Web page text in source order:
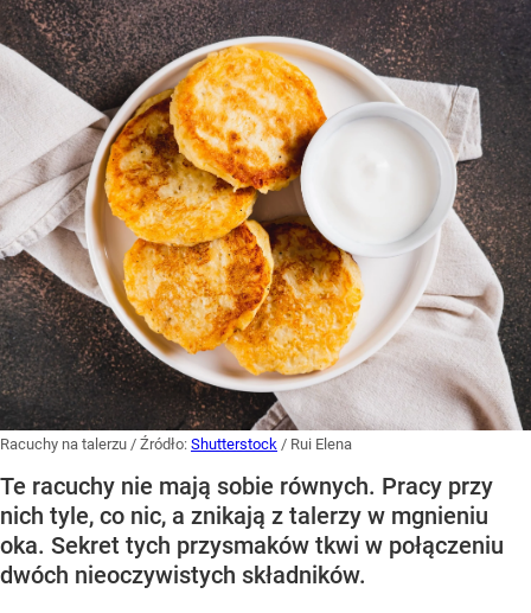
Racuchy na talerzu / Źródło: Shutterstock / Rui Elena
Te racuchy nie mają sobie równych. Pracy przy
nich tyle, co nic, a znikają z talerzy w mgnieniu
oka. Sekret tych przysmaków tkwi w połączeniu
dwóch nieoczywistych składników.